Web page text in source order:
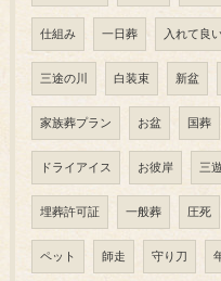
仕組み 一日葬 入れて良
三途の川 白装束 新盆
家族葬プラン お盆 国葬
ドライアイス お彼岸 三
埋葬許可証 一般葬 圧死
ペット 師走 守り刀